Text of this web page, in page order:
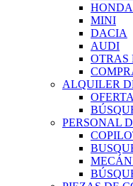
HONDA
MINI
DACIA
AUDI
OTRAS
ALQUILER
PERSONAL